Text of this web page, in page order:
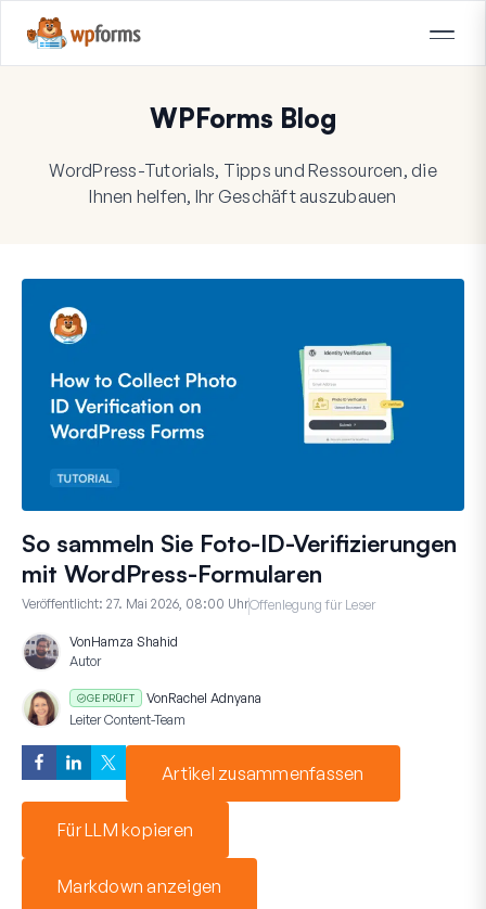
WPForms Blog
WordPress-Tutorials, Tipps und Ressourcen, die
Ihnen helfen, Ihr Geschäft auszubauen
So sammeln Sie Foto-ID-Verifizierungen
mit WordPress-Formularen
Veröffentlicht: 27. Mai 2026, 08:00 UhrOffenlegung für Leser
VonHamza Shahid
Autor
GEPRÜFT VonRachel Adnyana
Leiter Content-Team
Artikel zusammenfassen
Für LLM kopieren
Markdown anzeigen